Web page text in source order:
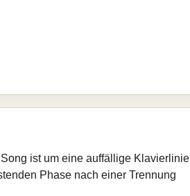
ist um eine auffällige Klavierlinie
Phase nach einer Trennung